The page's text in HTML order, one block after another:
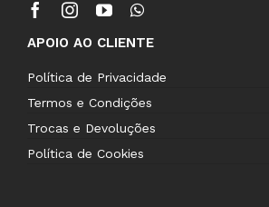
APOIO AO CLIENTE
Política de Privacidade
Termos e Condições
Trocas e Devoluções
Política de Cookies